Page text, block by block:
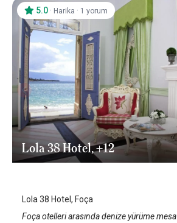
Lola 38 Hotel, +12
5.0 · Harika · 1 yorum
Lola 38 Hotel, Foça
Foça otelleri arasında denize yürüme